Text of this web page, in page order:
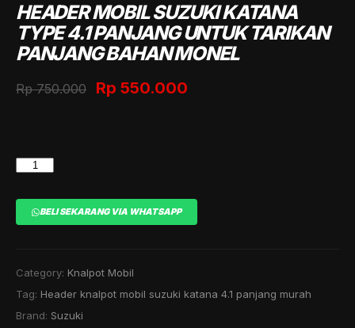
HEADER MOBIL SUZUKI KATANA
TYPE 4.1 PANJANG UNTUK TARIKAN
PANJANG BAHAN MONEL
Rp750.000
Original
Rp 550.000
HEADER
SUZUKI
KATANA
PANJANG
UNTUK
TARIKAN
BELI SEKARANG VIA WHATSAPP
Category: Knalpot Mobil
Tag: Header knalpot mobil suzuki katana 4.1 panjang murah
Brand: Suzuki